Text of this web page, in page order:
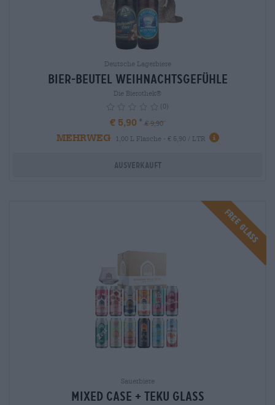
Deutsche Lagerbiere
Bier-Beutel Weihnachtsgefühle
Die Bierothek®
(0)
€ 5,90 € 9,90
MEHRWEG 1,00 L Flasche - € 5,90 / LTR info
Ausverkauft
FREE GLASS
Sauerbiere
Mixed Case + Teku Glass